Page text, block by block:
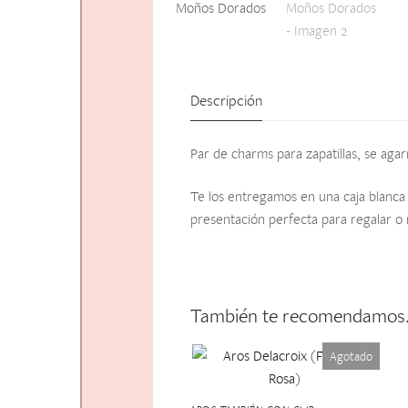
Descripción
Par de charms para zapatillas, se
Te los entregamos en una caja
presentación perfecta para regalar o
También te
Agotado